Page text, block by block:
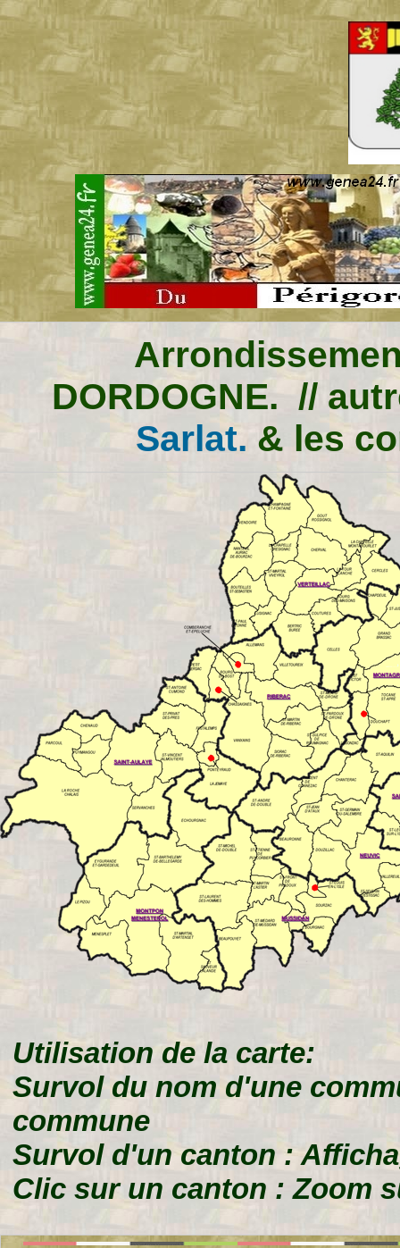
DORDOGNE. //
Sarlat. & les
Utilisation de la carte:
Survol du nom d'une
commune
Survol d'un canton :
Clic sur un canton : Zoom